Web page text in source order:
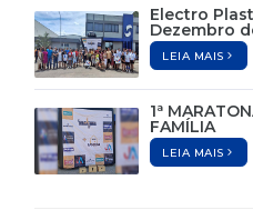
Electro
Dezembro
LEIA MAIS
1ª
FAMÍLIA
LEIA MAIS